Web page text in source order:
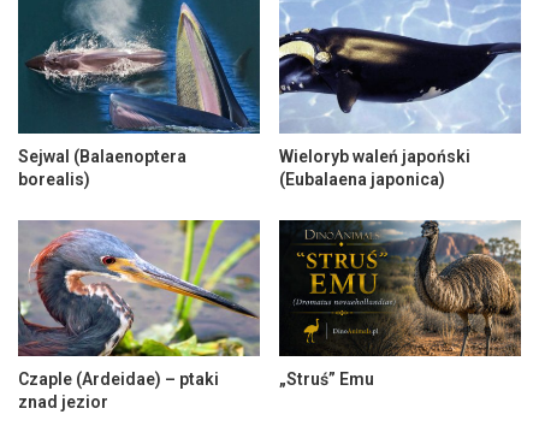
Sejwal (Balaenoptera
borealis)
Wieloryb waleń japoński
(Eubalaena japonica)
Czaple (Ardeidae) – ptaki
znad jezior
„Struś” Emu